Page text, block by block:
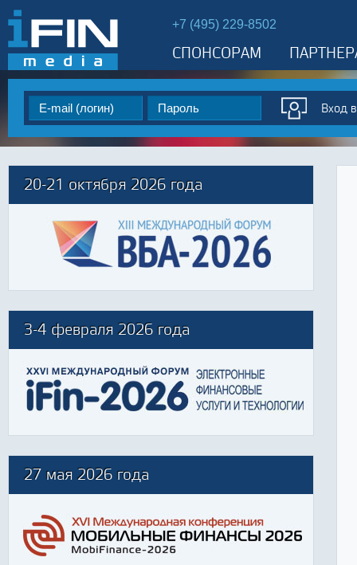
+7 (495) 229-8502
СПОНСОРАМ
20-21 октября 2026 года
3-4 февраля 2026 года
27 мая 2026 года